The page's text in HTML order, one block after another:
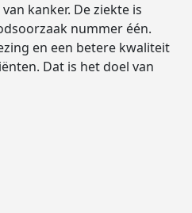
kanker. De ziekte is
nummer één.
en een betere kwaliteit
Dat is het doel van